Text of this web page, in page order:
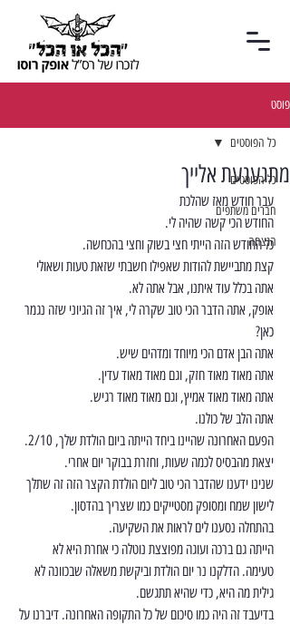
פוסט
כל הפוסטים
חברים משתפים
הנצחה
כל הפוסטים
מתגעגעת אלייך
עבר חודש מאז שהלכת
החודש הכי קשה שהיה לי.
כל החודש הזה הייתי חצי בשוק וחצי בהכחשה.
קצת מתביישת להודות שאפילו חשבתי שזאת טעות ושאולי
אתה בכלל עוד איתנו, אבל אתה לא.
אופק, אתה הדבר הכי טוב שקרה לי, איך זה הגיוני שזה נגמר
כאן?
אתה הבן אדם הכי מיוחד ומדהים שיש.
אתה מאוד מאוד חזק, וגם מאוד מאוד עדין.
אתה מאוד מאוד אמיץ, וגם מאוד מאוד רגיש.
אתה הלב של כולנו.
הפעם האחרונה שהיינו ביחד הייתה ביום הולדת שלך, 2/10.
יצאת מהבסיס לכמה שעות, וחזרת בבוקר יום אחרי.
שנינו ידענו שהדבר הכי טוב ליום הולדת הקצר הזה זה שתלך
לישון שמח ומסופק מסטייקים כמו שצריך בהדסון.
בהתחלה נסענו לים לראות את השקיעה.
הייתה גם ברכה ועוגה מפוצצת נוטלה כי אחרת היא לא
טעימה. הדלקנו נר יום הולדת וביקשת משאלה שבכוונה לא
גילית מה היא, כדי שהיא תתגשם.
בדיעבד זה היה כמו סיכום של כל התקופה האחרונה. דיברנו על